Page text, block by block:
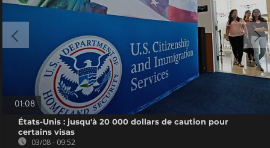
01:08
États-Unis : jusqu'à 20 000 dollars de caution pour
certains visas
03/08 - 09:52